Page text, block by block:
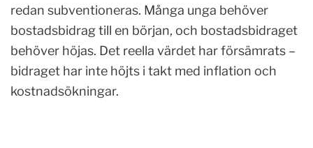
redan subventioneras. Många unga behöver
bostadsbidrag till en början, och bostadsbidraget
behöver höjas. Det reella värdet har försämrats –
bidraget har inte höjts i takt med inflation och
kostnadsökningar.